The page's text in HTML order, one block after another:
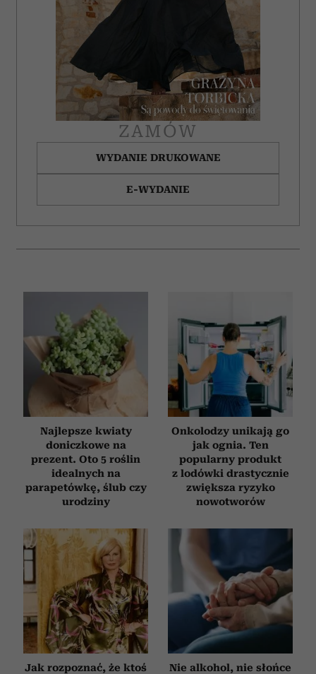
ZAMÓW
WYDANIE DRUKOWANE
E-WYDANIE
Najlepsze kwiaty
doniczkowe na
prezent. Oto 5 roślin
idealnych na
parapetówkę, ślub czy
urodziny
Onkolodzy unikają go
jak ognia. Ten
popularny produkt
z lodówki drastycznie
zwiększa ryzyko
nowotworów
Jak rozpoznać, że ktoś
Nie alkohol, nie słońce